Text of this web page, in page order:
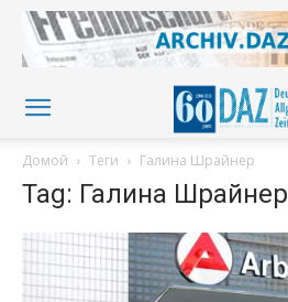
Домой Теги Галина Шрайнер
Tag: Галина Шрайнер